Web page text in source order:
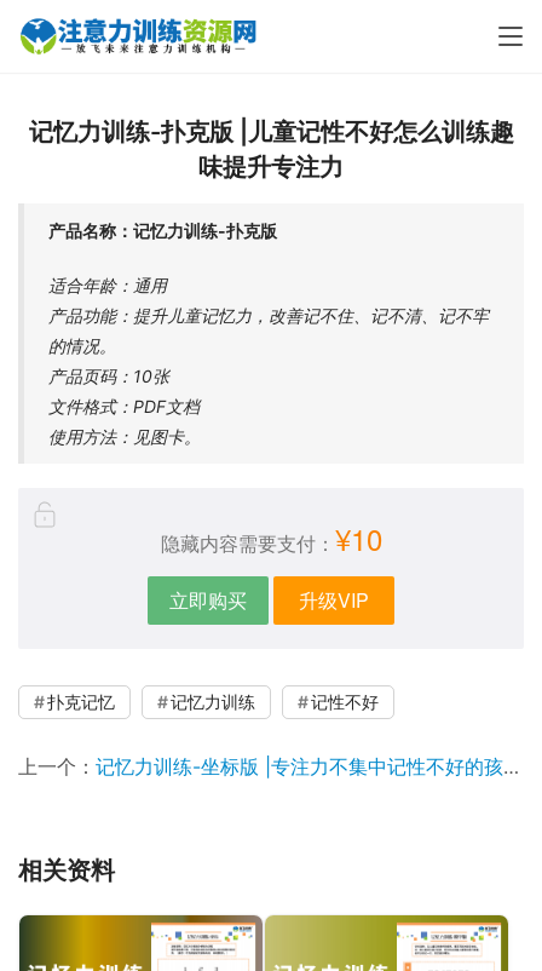
记忆力训练-扑克版 |儿童记性不好怎么训练趣
味提升专注力
产品名称：记忆力训练-扑克版
适合年龄：通用
产品功能：提升儿童记忆力，改善记不住、记不清、记不牢
的情况。
产品页码：10张
文件格式：PDF文档
使用方法：见图卡。
隐藏内容需要支付： ¥10
立即购买 升级VIP
扑克记忆 记忆力训练 记性不好
上一个： 记忆力训练-坐标版 |专注力不集中记性不好的孩子用什么训练
相关资料